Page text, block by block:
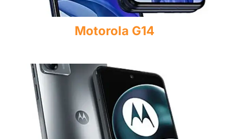
Motorola G14